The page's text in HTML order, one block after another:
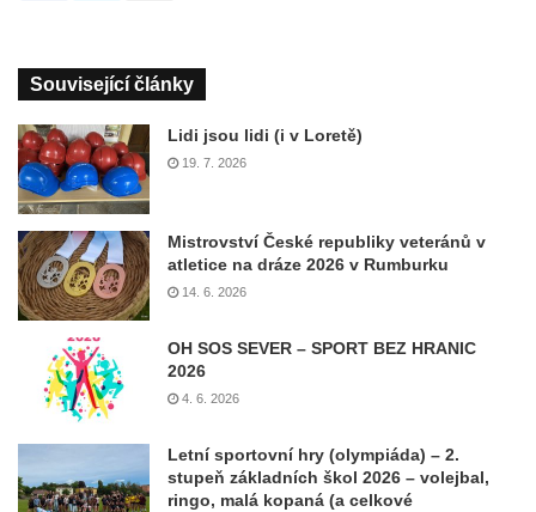
Související články
Lidi jsou lidi (i v Loretě)
19. 7. 2026
Mistrovství České republiky veteránů v
atletice na dráze 2026 v Rumburku
14. 6. 2026
OH SOS SEVER – SPORT BEZ HRANIC
2026
4. 6. 2026
Letní sportovní hry (olympiáda) – 2.
stupeň základních škol 2026 – volejbal,
ringo, malá kopaná (a celkové